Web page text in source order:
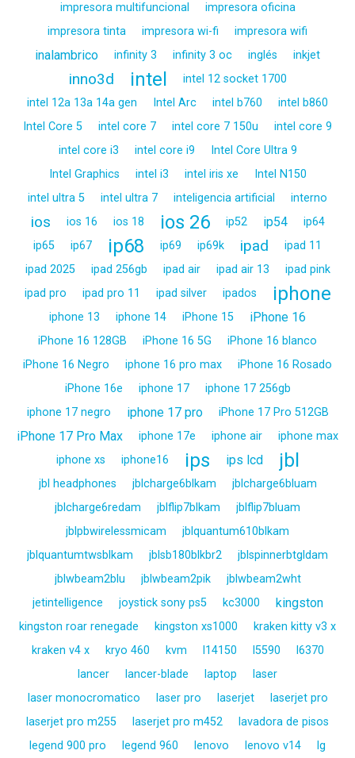
impresora multifuncional
impresora oficina
impresora tinta
impresora wi-fi impresora wifi
inalambrico infinity 3 infinity 3 oc inglés inkjet
inno3d intel
intel 12 socket 1700
intel 12a 13a 14a gen
Intel Arc intel b760
intel b860
Intel Core 5
intel core 7 intel core 7 150u
intel core 9
intel core i3
intel core i9
Intel Core Ultra 9
Intel Graphics
intel i3 intel iris xe
Intel N150
intel ultra 5
intel ultra 7 inteligencia artificial interno
ios ios 16 ios 18 ios 26 ip52 ip54
ip64
ip65
ip67 ip68 ip69 ip69k ipad
ipad 11
ipad 2025
ipad 256gb ipad air ipad air 13
ipad pink
ipad pro
ipad pro 11 ipad silver ipados iphone
iphone 13 iphone 14 iPhone 15 iPhone 16
iPhone 16 128GB iPhone 16 5G
iPhone 16 blanco
iPhone 16 Negro
iphone 16 pro max
iPhone 16 Rosado
iPhone 16e
iphone 17
iphone 17 256gb
iphone 17 negro
iphone 17 pro iPhone 17 Pro 512GB
iPhone 17 Pro Max iphone 17e iphone air
iphone max
iphone xs
iphone16 ips ips lcd jbl
jbl headphones jblcharge6blkam
jblcharge6bluam
jblcharge6redam
jblflip7blkam
jblflip7bluam
jblpbwirelessmicam
jblquantum610blkam
jblquantumtwsblkam
jblsb180blkbr2
jblspinnerbtgldam
jblwbeam2blu
jblwbeam2pik
jblwbeam2wht
jetintelligence
joystick sony ps5 kc3000 kingston
kingston roar renegade kingston xs1000
kraken kitty v3 x
kraken v4 x
kryo 460 kvm l14150 l5590
l6370
lancer
lancer-blade laptop
laser
laser monocromatico
laser pro laserjet
laserjet pro
laserjet pro m255
laserjet pro m452
lavadora de pisos
legend 900 pro
legend 960 lenovo lenovo v14
lg